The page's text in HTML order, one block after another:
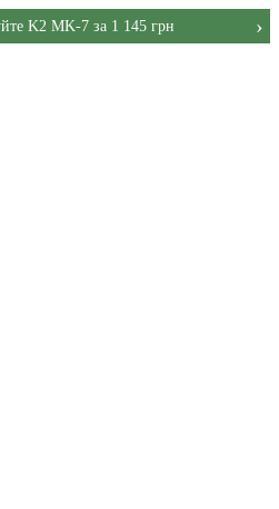
K2 MK-7 за 1 145 грн ›